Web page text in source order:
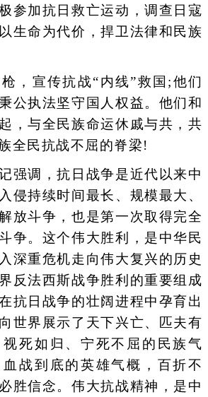
参加抗日救亡运动，调查日寇
生命为代价，捍卫法律和民族
宣传抗战“内线”救国;他们
公执法坚守国人权益。他们和
，与全民族命运休戚与共，共
全民抗战不屈的脊梁!
调，抗日战争是近代以来中
侵持续时间最长、规模最大、
放斗争，也是第一次取得完全
争。这个伟大胜利，是中华民
深重危机走向伟大复兴的历史
反法西斯战争胜利的重要组成
抗日战争的壮阔进程中孕育出
世界展示了天下兴亡、匹夫有
死如归、宁死不屈的民族气
战到底的英雄气概，百折不
胜信念。伟大抗战精神，是中